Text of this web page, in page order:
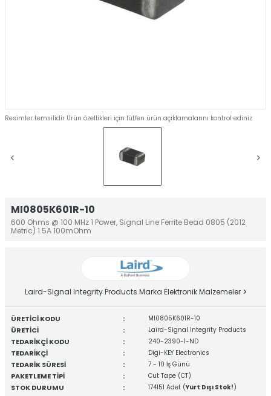
MI0805K601R-10
600 Ohms @ 100 MHz 1 Power, Signal Line Ferrite Bead 0805 (2012
Metric) 1.5A 100mOhm
Resimler temsilidir Ürün özellikleri için lütfen ürün açıklamalarını kontrol ediniz
Laird-Signal Integrity Products Marka Elektronik Malzemeler
ÜRETİCİ KODU : MI0805K601R-10
ÜRETİCİ : Laird-Signal Integrity Products
TEDARİKÇİ KODU : 240-2390-1-ND
TEDARİKÇİ : Digi-KEY Electronics
TEDARİK SÜRESİ : 7 - 10 İş Günü
PAKETLEME TİPİ : Cut Tape (CT)
STOK DURUMU : 174151 Adet (Yurt Dışı Stok!)